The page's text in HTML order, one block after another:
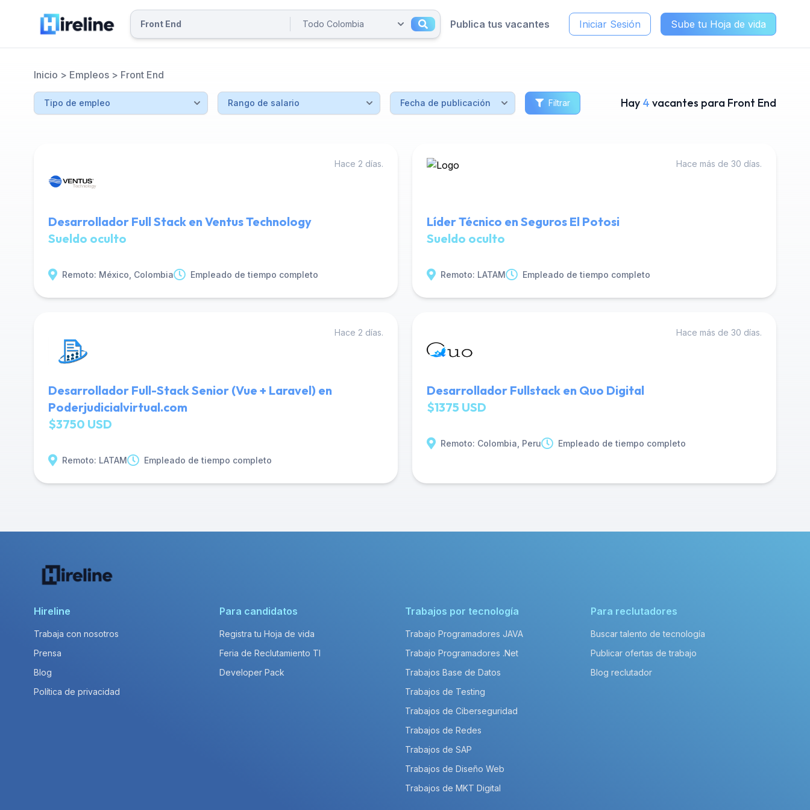
Publica tus vacantes Iniciar Sesión Sube tu Hoja de vida
Inicio > Empleos > Front End
Filtrar Hay 4 vacantes para Front End
Hace 2 días.
Desarrollador Full Stack en Ventus Technology
Sueldo oculto
Remoto: México, Colombia Empleado de tiempo completo
Hace más de 30 días.
Líder Técnico en Seguros El Potosi
Sueldo oculto
Remoto: LATAM Empleado de tiempo completo
Hace 2 días.
Desarrollador Full-Stack Senior (Vue + Laravel) en
Poderjudicialvirtual.com
$3750 USD
Remoto: LATAM Empleado de tiempo completo
Hace más de 30 días.
Desarrollador Fullstack en Quo Digital
$1375 USD
Remoto: Colombia, Peru Empleado de tiempo completo
Hireline
Trabaja con nosotros
Prensa
Blog
Política de privacidad
Para candidatos
Registra tu Hoja de vida
Feria de Reclutamiento TI
Developer Pack
Trabajos por tecnología
Trabajo Programadores JAVA
Trabajo Programadores .Net
Trabajos Base de Datos
Trabajos de Testing
Trabajos de Ciberseguridad
Trabajos de Redes
Trabajos de SAP
Trabajos de Diseño Web
Trabajos de MKT Digital
Para reclutadores
Buscar talento de tecnología
Publicar ofertas de trabajo
Blog reclutador